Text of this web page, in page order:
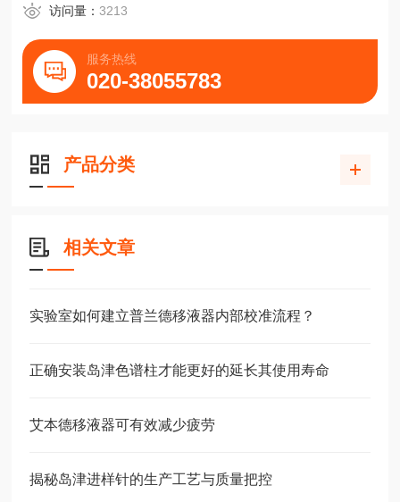
访问量：3213
服务热线
020-38055783
产品分类
相关文章
实验室如何建立普兰德移液器内部校准流程？
正确安装岛津色谱柱才能更好的延长其使用寿命
艾本德移液器可有效减少疲劳
揭秘岛津进样针的生产工艺与质量把控